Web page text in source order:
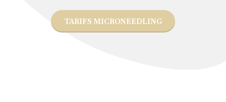
TARIFS MICRONEEDLING